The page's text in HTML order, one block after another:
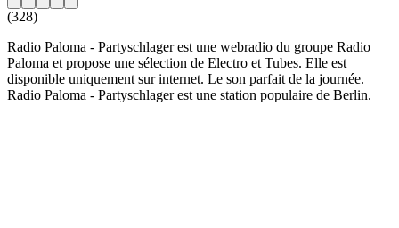
(328)
Radio Paloma - Partyschlager est une webradio du groupe Radio
Paloma et propose une sélection de Electro et Tubes. Elle est
disponible uniquement sur internet. Le son parfait de la journée.
Radio Paloma - Partyschlager est une station populaire de Berlin.